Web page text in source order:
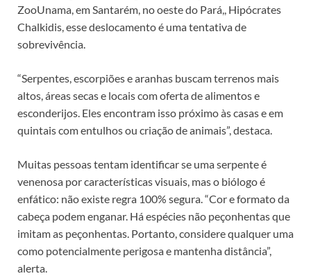
ZooUnama, em Santarém, no oeste do Pará,, Hipócrates
Chalkidis, esse deslocamento é uma tentativa de
sobrevivência.
“Serpentes, escorpiões e aranhas buscam terrenos mais
altos, áreas secas e locais com oferta de alimentos e
esconderijos. Eles encontram isso próximo às casas e em
quintais com entulhos ou criação de animais”, destaca.
Muitas pessoas tentam identificar se uma serpente é
venenosa por características visuais, mas o biólogo é
enfático: não existe regra 100% segura. “Cor e formato da
cabeça podem enganar. Há espécies não peçonhentas que
imitam as peçonhentas. Portanto, considere qualquer uma
como potencialmente perigosa e mantenha distância”,
alerta.